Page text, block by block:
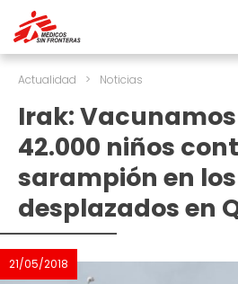
Actualidad > Noticias
Irak:
42.000 niños
sarampión en
desplazados en
21/05/2018